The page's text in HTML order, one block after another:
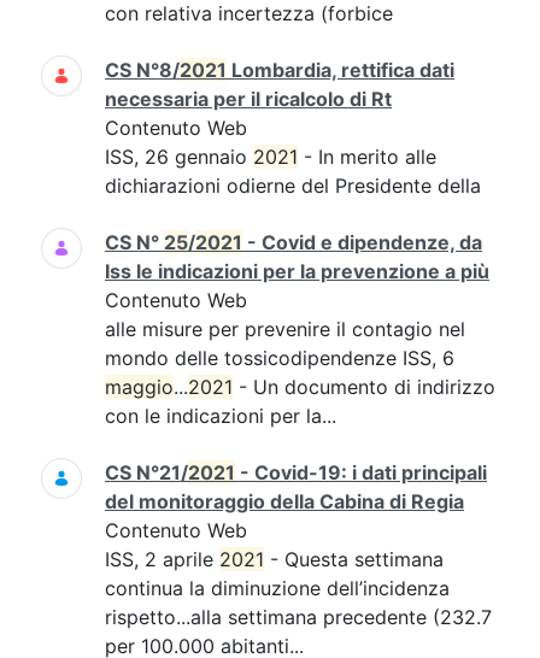
con relativa incertezza (forbice
CS N°8/2021 Lombardia, rettifica dati
necessaria per il ricalcolo di Rt
Contenuto Web
ISS, 26 gennaio 2021 - In merito alle
dichiarazioni odierne del Presidente della
CS N° 25/2021 - Covid e dipendenze, da
Iss le indicazioni per la prevenzione a più
Contenuto Web
alle misure per prevenire il contagio nel
mondo delle tossicodipendenze ISS, 6
maggio...2021 - Un documento di indirizzo
con le indicazioni per la...
CS N°21/2021 - Covid-19: i dati principali
del monitoraggio della Cabina di Regia
Contenuto Web
ISS, 2 aprile 2021 - Questa settimana
continua la diminuzione dell’incidenza
rispetto...alla settimana precedente (232.7
per 100.000 abitanti...